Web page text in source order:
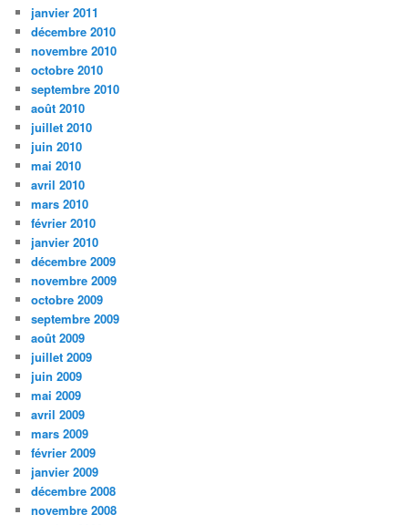
janvier 2011
décembre 2010
novembre 2010
octobre 2010
septembre 2010
août 2010
juillet 2010
juin 2010
mai 2010
avril 2010
mars 2010
février 2010
janvier 2010
décembre 2009
novembre 2009
octobre 2009
septembre 2009
août 2009
juillet 2009
juin 2009
mai 2009
avril 2009
mars 2009
février 2009
janvier 2009
décembre 2008
novembre 2008